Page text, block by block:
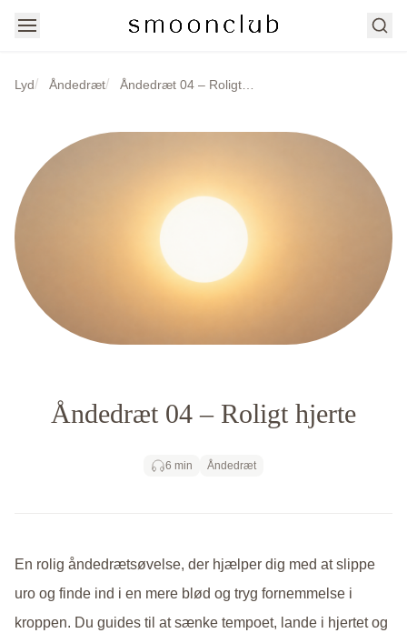
Søg
Lyd/ Åndedræt/
Få adgang
Åndedræt 04 – Roligt hjerte
6 min Åndedræt
En rolig åndedrætsøvelse, der hjælper dig med at slippe
uro og finde ind i en mere blød og tryg fornemmelse i
kroppen. Du guides til at sænke tempoet, lande i hjertet og